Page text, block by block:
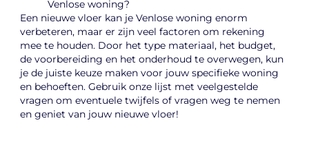
Venlose woning?
Een nieuwe vloer kan je Venlose woning enorm
verbeteren, maar er zijn veel factoren om rekening
mee te houden. Door het type materiaal, het budget,
de voorbereiding en het onderhoud te overwegen, kun
je de juiste keuze maken voor jouw specifieke woning
en behoeften. Gebruik onze lijst met veelgestelde
vragen om eventuele twijfels of vragen weg te nemen
en geniet van jouw nieuwe vloer!